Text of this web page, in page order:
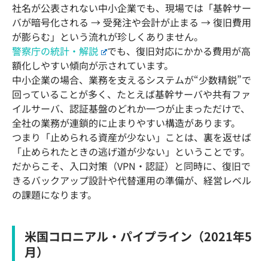
社名が公表されない中小企業でも、現場では「基幹サー
バが暗号化される → 受発注や会計が止まる → 復旧費用
が膨らむ」という流れが珍しくありません。
警察庁の統計・解説
でも、復旧対応にかかる費用が高
額化しやすい傾向が示されています。
中小企業の場合、業務を支えるシステムが“少数精鋭”で
回っていることが多く、たとえば基幹サーバや共有ファ
イルサーバ、認証基盤のどれか一つが止まっただけで、
全社の業務が連鎖的に止まりやすい構造があります。
つまり「止められる資産が少ない」ことは、裏を返せば
「止められたときの逃げ道が少ない」ということです。
だからこそ、入口対策（VPN・認証）と同時に、復旧で
きるバックアップ設計や代替運用の準備が、経営レベル
の課題になります。
米国コロニアル・パイプライン（2021年5
月）